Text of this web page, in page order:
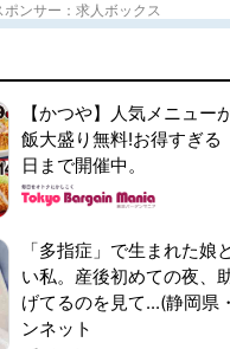
ポンサー：求人ボックス
【かつや】人気メニュー
飯大盛り無料!お得すぎる
日まで開催中。
「多指症」で生まれた娘
い私。産後初めての夜、
げてるのを見て...(静岡県
ンネット